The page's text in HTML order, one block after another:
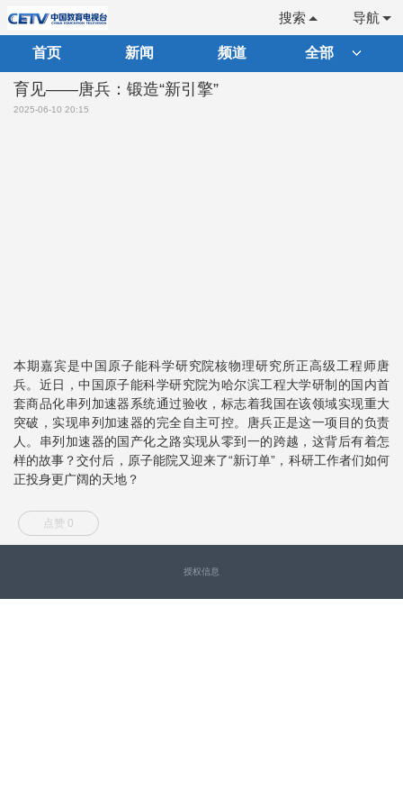
导航
搜索
首页 新闻 频道 全部
育见——唐兵：锻造“新引擎”
2025-06-10 20:15
本期嘉宾是中国原子能科学研究院核物理研究所正高级工程师唐
兵。近日，中国原子能科学研究院为哈尔滨工程大学研制的国内首
套商品化串列加速器系统通过验收，标志着我国在该领域实现重大
突破，实现串列加速器的完全自主可控。唐兵正是这一项目的负责
人。串列加速器的国产化之路实现从零到一的跨越，这背后有着怎
样的故事？交付后，原子能院又迎来了“新订单”，科研工作者们如何
正投身更广阔的天地？
点赞 0
授权信息